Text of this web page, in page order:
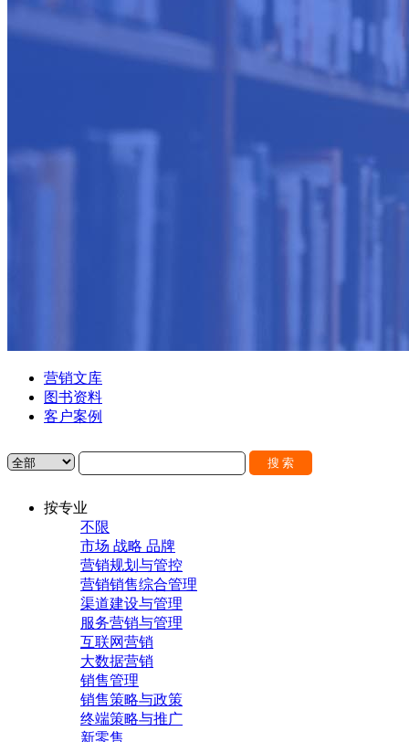
营销文库
图书资料
客户案例
按专业
不限
市场 战略 品牌
营销规划与管控
营销销售综合管理
渠道建设与管理
服务营销与管理
互联网营销
大数据营销
销售管理
销售策略与政策
终端策略与推广
新零售